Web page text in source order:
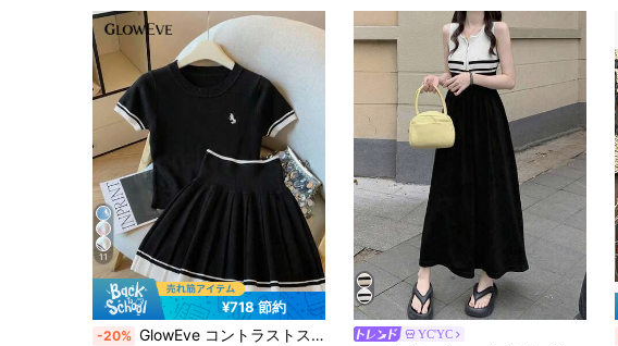
11
¥718 節約
-20% GlowEve コントラストストライプ フィッテッド 刺繍 半袖クロップトップ & ハイウエスト プリーツミニスカート 2ピースセット レディース YC'YC